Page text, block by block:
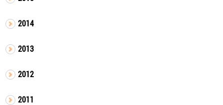
2014
2013
2012
2011